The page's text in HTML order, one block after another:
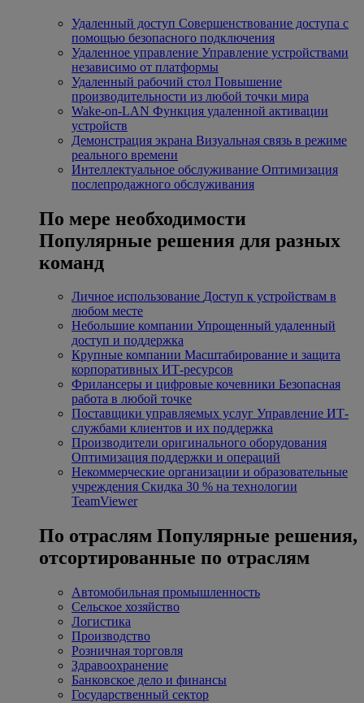
Удаленный доступ Совершенствование доступа с
помощью безопасного подключения
Удаленное управление Управление устройствами
независимо от платформы
Удаленный рабочий стол Повышение
производительности из любой точки мира
Wake-on-LAN Функция удаленной активации
устройств
Демонстрация экрана Визуальная связь в режиме
реального времени
Интеллектуальное обслуживание Оптимизация
послепродажного обслуживания
По мере необходимости
Популярные решения для разных
команд
Личное использование Доступ к устройствам в
любом месте
Небольшие компании Упрощенный удаленный
доступ и поддержка
Крупные компании Масштабирование и защита
корпоративных ИТ-ресурсов
Фрилансеры и цифровые кочевники Безопасная
работа в любой точке
Поставщики управляемых услуг Управление ИТ-
службами клиентов и их поддержка
Производители оригинального оборудования
Оптимизация поддержки и операций
Некоммерческие организации и образовательные
учреждения Скидка 30 % на технологии
TeamViewer
По отраслям Популярные решения,
отсортированные по отраслям
Автомобильная промышленность
Сельское хозяйство
Логистика
Производство
Розничная торговля
Здравоохранение
Банковское дело и финансы
Государственный сектор